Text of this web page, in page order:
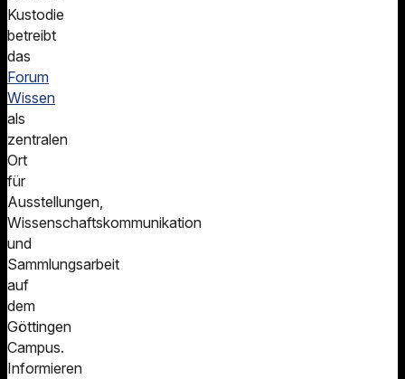
Kustodie
betreibt
das
Forum
Wissen
als
zentralen
Ort
für
Ausstellungen,
Wissenschaftskommunikation
und
Sammlungsarbeit
auf
dem
Göttingen
Campus.
Informieren